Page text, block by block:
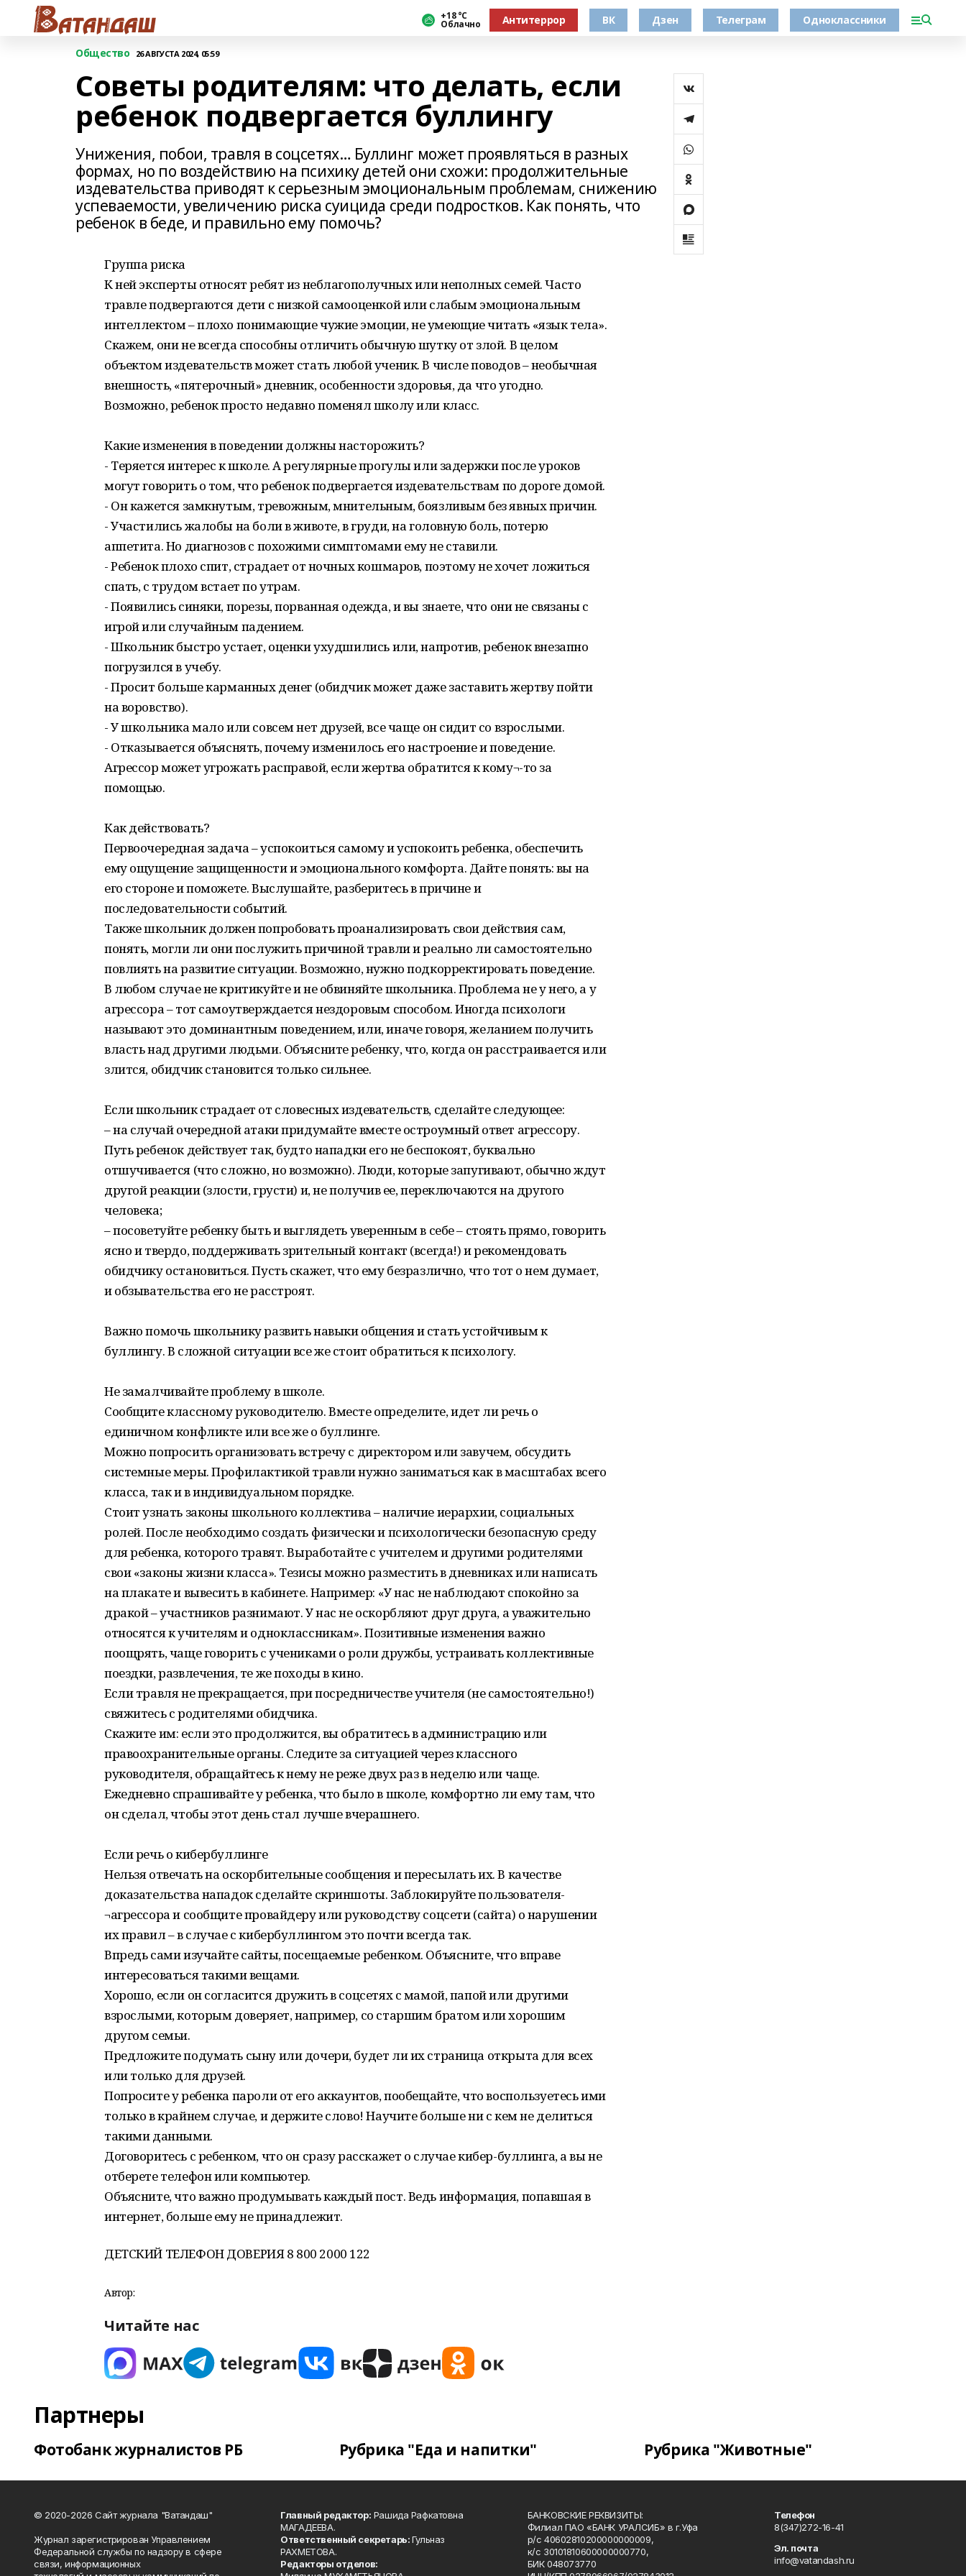
+18 °С
Облачно Антитеррор ВК Дзен Телеграм Одноклассники
Общество 26 АВГУСТА 2024, 05:59
Советы родителям: что делать, если
ребенок подвергается буллингу
Унижения, побои, травля в соцсетях… Буллинг может проявляться в разных
формах, но по воздействию на психику детей они схожи: продолжительные
издевательства приводят к серьезным эмоциональным проблемам, снижению
успеваемости, увеличению риска суицида среди подростков. Как понять, что
ребенок в беде, и правильно ему помочь?
Группа риска
К ней эксперты относят ребят из неблагополучных или неполных семей. Часто
травле подвергаются дети с низкой самооценкой или слабым эмоциональным
интеллектом – плохо понимающие чужие эмоции, не умеющие читать «язык тела».
Скажем, они не всегда способны отличить обычную шутку от злой. В целом
объектом издевательств может стать любой ученик. В числе поводов – необычная
внешность, «пятерочный» дневник, особенности здоровья, да что угодно.
Возможно, ребенок просто недавно поменял школу или класс.
Какие изменения в поведении должны насторожить?
- Теряется интерес к школе. А регулярные прогулы или задержки после уроков
могут говорить о том, что ребенок подвергается издевательствам по дороге домой.
- Он кажется замкнутым, тревожным, мнительным, боязливым без явных причин.
- Участились жалобы на боли в животе, в груди, на головную боль, потерю
аппетита. Но диагнозов с похожими симптомами ему не ставили.
- Ребенок плохо спит, страдает от ночных кошмаров, поэтому не хочет ложиться
спать, с трудом встает по утрам.
- Появились синяки, порезы, порванная одежда, и вы знаете, что они не связаны с
игрой или случайным падением.
- Школьник быстро устает, оценки ухудшились или, напротив, ребенок внезапно
погрузился в учебу.
- Просит больше карманных денег (обидчик может даже заставить жертву пойти
на воровство).
- У школьника мало или совсем нет друзей, все чаще он сидит со взрослыми.
- Отказывается объяснять, почему изменилось его настроение и поведение.
Агрессор может угрожать расправой, если жертва обратится к кому¬-то за
помощью.
Как действовать?
Первоочередная задача – успокоиться самому и успокоить ребенка, обеспечить
ему ощущение защищенности и эмоционального комфорта. Дайте понять: вы на
его стороне и поможете. Выслушайте, разберитесь в причине и
последовательности событий.
Также школьник должен попробовать проанализировать свои действия сам,
понять, могли ли они послужить причиной травли и реально ли самостоятельно
повлиять на развитие ситуации. Возможно, нужно подкорректировать поведение.
В любом случае не критикуйте и не обвиняйте школьника. Проблема не у него, а у
агрессора – тот самоутверждается нездоровым способом. Иногда психологи
называют это доминантным поведением, или, иначе говоря, желанием получить
власть над другими людьми. Объясните ребенку, что, когда он расстраивается или
злится, обидчик становится только сильнее.
Если школьник страдает от словесных издевательств, сделайте следующее:
– на случай очередной атаки придумайте вместе остроумный ответ агрессору.
Путь ребенок действует так, будто нападки его не беспокоят, буквально
отшучивается (что сложно, но возможно). Люди, которые запугивают, обычно ждут
другой реакции (злости, грусти) и, не получив ее, переключаются на другого
человека;
– посоветуйте ребенку быть и выглядеть уверенным в себе – стоять прямо, говорить
ясно и твердо, поддерживать зрительный контакт (всегда!) и рекомендовать
обидчику остановиться. Пусть скажет, что ему безразлично, что тот о нем думает,
и обзывательства его не расстроят.
Важно помочь школьнику развить навыки общения и стать устойчивым к
буллингу. В сложной ситуации все же стоит обратиться к психологу.
Не замалчивайте проблему в школе.
Сообщите классному руководителю. Вместе определите, идет ли речь о
единичном конфликте или все же о буллинге.
Можно попросить организовать встречу с директором или завучем, обсудить
системные меры. Профилактикой травли нужно заниматься как в масштабах всего
класса, так и в индивидуальном порядке.
Стоит узнать законы школьного коллектива – наличие иерархии, социальных
ролей. После необходимо создать физически и психологически безопасную среду
для ребенка, которого травят. Выработайте с учителем и другими родителями
свои «законы жизни класса». Тезисы можно разместить в дневниках или написать
на плакате и вывесить в кабинете. Например: «У нас не наблюдают спокойно за
дракой – участников разнимают. У нас не оскорбляют друг друга, а уважительно
относятся к учителям и одноклассникам». Позитивные изменения важно
поощрять, чаще говорить с учениками о роли дружбы, устраивать коллективные
поездки, развлечения, те же походы в кино.
Если травля не прекращается, при посредничестве учителя (не самостоятельно!)
свяжитесь с родителями обидчика.
Скажите им: если это продолжится, вы обратитесь в администрацию или
правоохранительные органы. Следите за ситуацией через классного
руководителя, обращайтесь к нему не реже двух раз в неделю или чаще.
Ежедневно спрашивайте у ребенка, что было в школе, комфортно ли ему там, что
он сделал, чтобы этот день стал лучше вчерашнего.
Если речь о кибербуллинге
Нельзя отвечать на оскорбительные сообщения и пересылать их. В качестве
доказательства нападок сделайте скриншоты. Заблокируйте пользователя-
¬агрессора и сообщите провайдеру или руководству соцсети (сайта) о нарушении
их правил – в случае с кибербуллингом это почти всегда так.
Впредь сами изучайте сайты, посещаемые ребенком. Объясните, что вправе
интересоваться такими вещами.
Хорошо, если он согласится дружить в соцсетях с мамой, папой или другими
взрослыми, которым доверяет, например, со старшим братом или хорошим
другом семьи.
Предложите подумать сыну или дочери, будет ли их страница открыта для всех
или только для друзей.
Попросите у ребенка пароли от его аккаунтов, пообещайте, что воспользуетесь ими
только в крайнем случае, и держите слово! Научите больше ни с кем не делиться
такими данными.
Договоритесь с ребенком, что он сразу расскажет о случае кибер-буллинга, а вы не
отберете телефон или компьютер.
Объясните, что важно продумывать каждый пост. Ведь информация, попавшая в
интернет, больше ему не принадлежит.
ДЕТСКИЙ ТЕЛЕФОН ДОВЕРИЯ 8 800 2000 122
Автор:
Читайте нас
Партнеры
Фотобанк журналистов РБ Рубрика "Еда и напитки" Рубрика "Животные"
© 2020-2026 Сайт журнала "Ватандаш"
Журнал зарегистрирован Управлением
Федеральной службы по надзору в сфере
связи, информационных
Главный редактор: Рашида Рафкатовна
МАГАДЕЕВА.
Ответственный секретарь:Гульназ
РАХМЕТОВА.
Редакторы отделов:
БАНКОВСКИЕ РЕКВИЗИТЫ:
Филиал ПАО «БАНК УРАЛСИБ» в г.Уфа
р/с 40602810200000000009,
к/с 30101810600000000770,
БИК 048073770
Телефон
8(347)272-16-41
Эл. почта
info@vatandash.ru